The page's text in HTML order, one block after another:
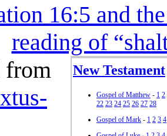
16:5 and
reading of
New Testament
Gospel of Matthew - 1 2
22 23 24 25 26 27 28
Gospel of Mark - 1 2 3 4
from